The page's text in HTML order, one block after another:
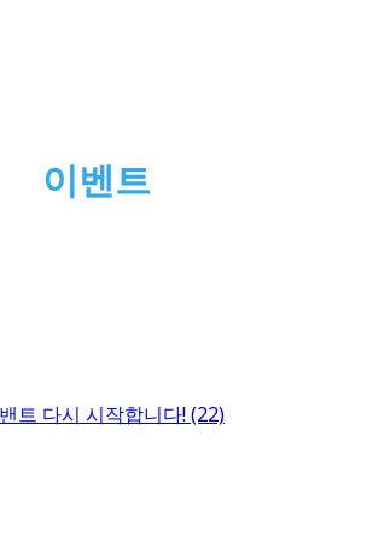
이벤트
트 다시 시작합니다! (22)